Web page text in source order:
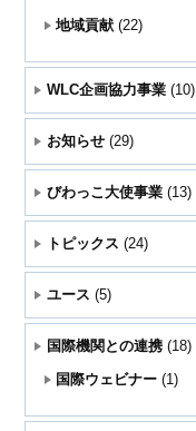
地域貢献 (22)
WLC企画協力事業(10)
お知らせ(29)
びわっこ大使事業(13)
トピックス (24)
ユース (5)
国際機関との連携(18)
国際ウェビナー (1)